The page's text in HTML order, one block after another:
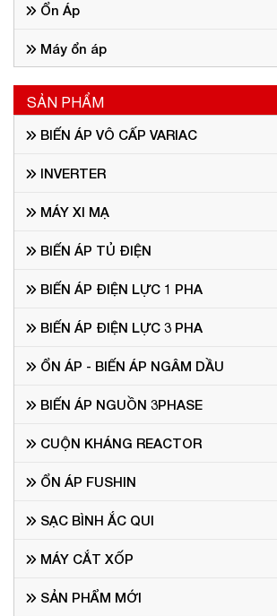
Ổn Áp
Máy ổn áp
SẢN PHẨM
BIẾN ÁP VÔ CẤP VARIAC
INVERTER
MÁY XI MẠ
BIẾN ÁP TỦ ĐIỆN
BIẾN ÁP ĐIỆN LỰC 1 PHA
BIẾN ÁP ĐIỆN LỰC 3 PHA
ỔN ÁP - BIẾN ÁP NGÂM DẦU
BIẾN ÁP NGUỒN 3PHASE
CUỘN KHÁNG REACTOR
ỔN ÁP FUSHIN
SẠC BÌNH ẮC QUI
MÁY CẮT XỐP
SẢN PHẨM MỚI